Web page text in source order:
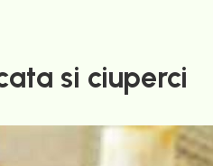
si ciuperci